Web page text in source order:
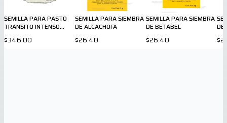
SEMILLA PARA PASTO
TRANSITO INTENSO
$346.00
SEMILLA PARA SIEMBRA
DE ALCACHOFA
$26.40
SEMILLA PARA SIEMBRA
DE BETABEL
$26.40
DE